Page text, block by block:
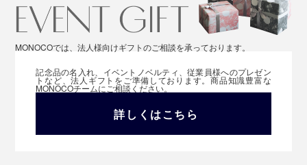
MONOCOでは、法人様向けギフトのご相談を承っております。
記念品の名入れ、イベントノベルティ、従業員様へのプレゼン
トなど、法人ギフトをご準備しております。商品知識豊富な
MONOCOチームにご相談ください。
詳しくはこちら